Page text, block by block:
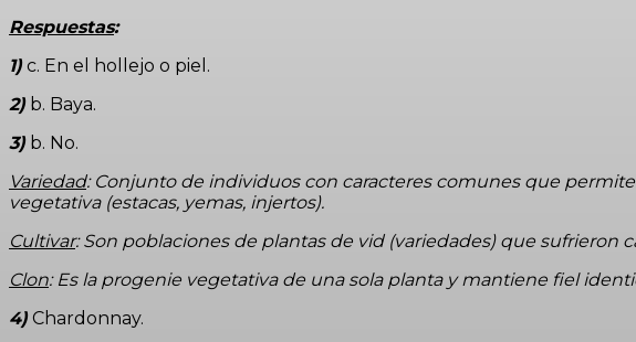
Respuestas:
1)c. En el hollejo o piel.
2)b. Baya.
3)b. No.
Variedad: Conjunto de individuos con caracteres comunes que
vegetativa (estacas, yemas, injertos).
Cultivar: Son poblaciones de plantas de vid (variedades) que sufrieron
Clon: Es la progenie vegetativa de una sola planta y mantiene fiel
4)Chardonnay.